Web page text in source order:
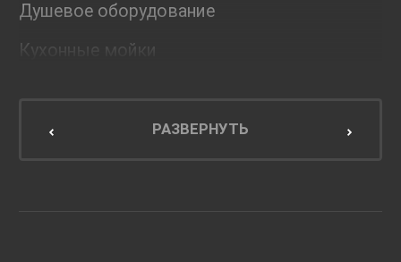
Душевое оборудование
Кухонные мойки
Мебель для кухниРАЗВЕРНУТЬ